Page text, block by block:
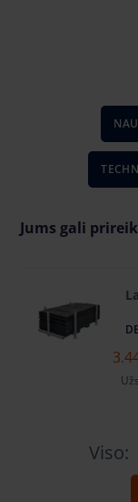
Jums gali
Viso: